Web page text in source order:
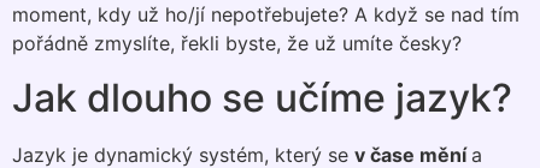
moment, kdy už ho/jí nepotřebujete? A když se nad tím
pořádně zmyslíte, řekli byste, že už umíte česky?
Jak dlouho se učíme jazyk?
Jazyk je dynamický systém, který se v čase měnía